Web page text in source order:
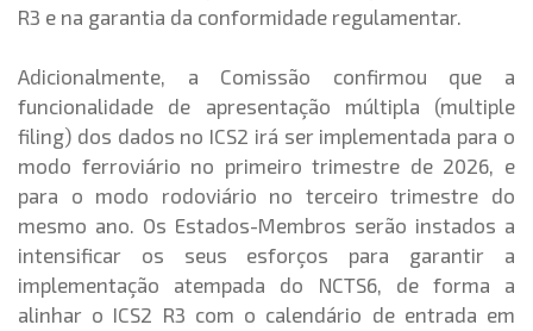
R3 e na garantia da conformidade regulamentar.
Adicionalmente, a Comissão confirmou que a
funcionalidade de apresentação múltipla (multiple
filing) dos dados no ICS2 irá ser implementada para o
modo ferroviário no primeiro trimestre de 2026, e
para o modo rodoviário no terceiro trimestre do
mesmo ano. Os Estados-Membros serão instados a
intensificar os seus esforços para garantir a
implementação atempada do NCTS6, de forma a
alinhar o ICS2 R3 com o calendário de entrada em